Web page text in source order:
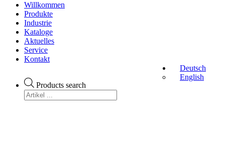
Willkommen
Produkte
Industrie
Kataloge
Aktuelles
Service
Kontakt
Products search
Deutsch
English